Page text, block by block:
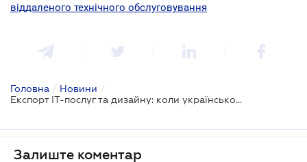
віддаленого технічного обслуговування
Головна / Новини /
Експорт ІТ-послуг та дизайну: коли українському бізнесу не потрібно платити ПДВ
Залиште коментар